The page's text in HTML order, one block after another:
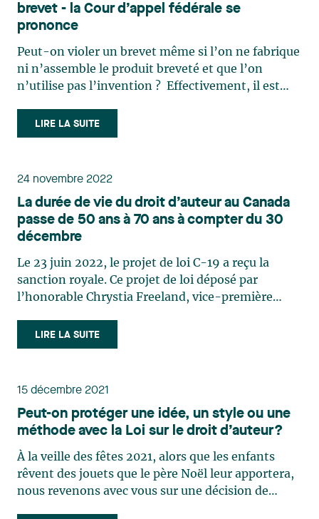
brevet - la Cour d’appel fédérale se
prononce
Peut-on violer un brevet même si l’on ne fabrique
ni n’assemble le produit breveté et que l’on
n’utilise pas l’invention ? Effectivement, il est
même si l’on ne fabrique ni n’assemble le produit
breveté et que l’on n’utilise pas l’invention. Il
LIRE LA SUITE
24 novembre 2022
La durée de vie du droit d’auteur au Canada
passe de 50 ans à 70 ans à compter du 30
décembre
Le 23 juin 2022, le projet de loi C-19 a reçu la
sanction royale. Ce projet de loi déposé par
l’honorable Chrystia Freeland, vice-première
des modifications à Loi sur le droit d'auteur1 qui
entrera en vigueur le 30 décembre 2022 suite à un
LIRE LA SUITE
15 décembre 2021
Peut-on protéger une idée, un style ou une
méthode avec la Loi sur le droit d’auteur?
À la veille des fêtes 2021, alors que les enfants
rêvent des jouets que le père Noël leur apportera,
nous revenons avec vous sur une décision de